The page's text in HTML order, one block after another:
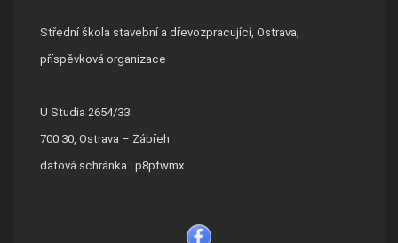
Střední škola stavební a dřevozpracující, Ostrava,
příspěvková organizace
U Studia 2654/33
700 30, Ostrava – Zábřeh
datová schránka : p8pfwmx